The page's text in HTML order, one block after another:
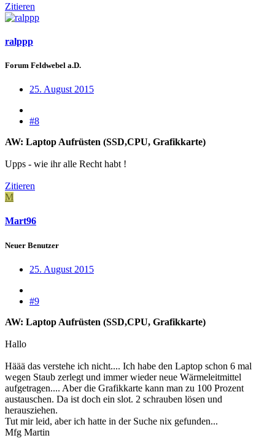
Zitieren
ralppp
Forum Feldwebel a.D.
25. August 2015
#8
AW: Laptop Aufrüsten (SSD,CPU, Grafikkarte)
Upps - wie ihr alle Recht habt !
Zitieren
M
Mart96
Neuer Benutzer
25. August 2015
#9
AW: Laptop Aufrüsten (SSD,CPU, Grafikkarte)
Hallo
Häää das verstehe ich nicht.... Ich habe den Laptop schon 6 mal
wegen Staub zerlegt und immer wieder neue Wärmeleitmittel
aufgetragen.... Aber die Grafikkarte kann man zu 100 Prozent
austauschen. Da ist doch ein slot. 2 schrauben lösen und
herausziehen.
Tut mir leid, aber ich hatte in der Suche nix gefunden...
Mfg Martin